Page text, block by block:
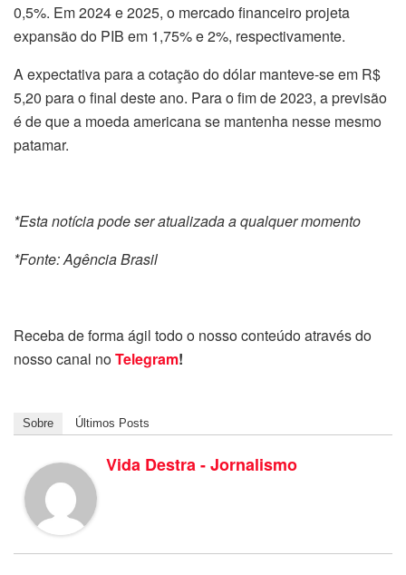
0,5%. Em 2024 e 2025, o mercado financeiro projeta
expansão do PIB em 1,75% e 2%, respectivamente.
A expectativa para a cotação do dólar manteve-se em R$
5,20 para o final deste ano. Para o fim de 2023, a previsão
é de que a moeda americana se mantenha nesse mesmo
patamar.
*Esta notícia pode ser atualizada a qualquer momento
*Fonte: Agência Brasil
Receba de forma ágil todo o nosso conteúdo através do
nosso canal noTelegram!
Sobre Últimos Posts
Vida Destra - Jornalismo